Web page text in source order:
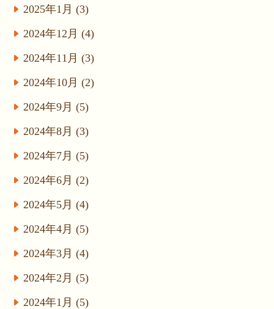
2025年1月 (3)
2024年12月 (4)
2024年11月 (3)
2024年10月 (2)
2024年9月 (5)
2024年8月 (3)
2024年7月 (5)
2024年6月 (2)
2024年5月 (4)
2024年4月 (5)
2024年3月 (4)
2024年2月 (5)
2024年1月 (5)